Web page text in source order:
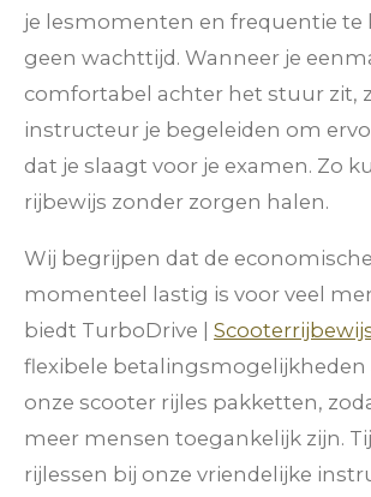
je lesmomenten en frequentie te
geen wachttijd. Wanneer je
comfortabel achter het stuur zit,
instructeur je begeleiden om
dat je slaagt voor je examen. Zo
rijbewijs zonder zorgen halen.
Wij begrijpen dat de
momenteel lastig is voor veel
biedt TurboDrive |
flexibele betalingsmogelijkheden
onze scooter rijles pakketten,
meer mensen toegankelijk zijn.
rijlessen bij onze vriendelijke